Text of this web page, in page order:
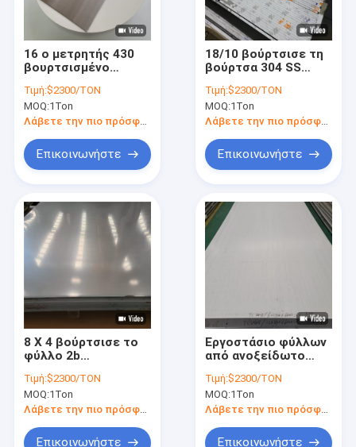
Προϊόντα
Βίντεο
Σχετικά με εμάς
Επισκεψή εργοστασίου
Ζητήστε μια προσφορά
16 ο μετρητής 430
βουρτσισμένο
No.4 ανοξείδωτου
τελειώνει
ελασματοποιημένο
Τιμή:$2300/TON
MOQ:1Ton
Λάβετε την πιο πρόσφατη τιμή
Επικοινωνήστε
18/10 βούρτσισε τη
βούρτσα 304 SS
τελειώνει
βουρτσισμένο το
φύλλο ανοξείδωτο
Τιμή:$2300/TON
MOQ:1Ton
Λάβετε την πιο πρόσφατη τιμή
Επικοινωνήστε
8 X 4 βούρτσισε το
φύλλο 2b
4mm 3mm 2mm
τελειώνει το πιάτο
310 Ss316
Τιμή:$2300/TON
MOQ:1Ton
Λάβετε την πιο πρόσφατη τιμή
Επικοινωνήστε
Εργοστάσιο φύλλων
από ανοξείδωτο
Τιμή:$2300/TON
MOQ:1Ton
Λάβετε την πιο πρόσφατη τιμή
Επικοινωνήστε